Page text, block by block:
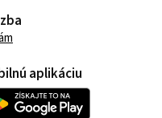
aplikáciu